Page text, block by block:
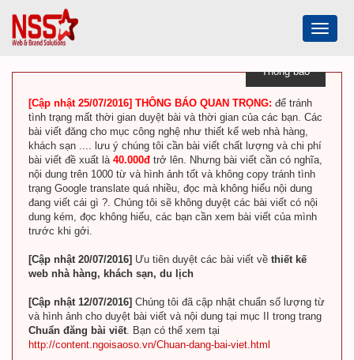
Toggle
Thông báo
[Cập nhật 25/07/2016] THÔNG BÁO QUAN TRỌNG: để tránh
tình trạng mất thời gian duyệt bài và thời gian của các bạn. Các
bài viết đăng cho mục công nghệ như thiết kế web nhà hàng,
khách sạn .... lưu ý chúng tôi cần bài viết chất lượng và chi phí
bài viết đề xuất là 40.000đ trở lên. Nhưng bài viết cần có nghĩa,
nội dung trên 1000 từ và hình ảnh tốt và không copy tránh tình
trạng Google translate quá nhiều, đọc mà không hiểu nội dung
đang viết cái gì ?. Chúng tôi sẽ không duyệt các bài viết có nội
dung kém, đọc không hiểu, các bạn cần xem bài viết của mình
trước khi gởi.
[Cập nhật 20/07/2016] Ưu tiên duyệt các bài viết về thiết kế
web nhà hàng, khách sạn, du lịch
[Cập nhật 12/07/2016] Chúng tôi đã cập nhật chuẩn số lượng từ
và hình ảnh cho duyệt bài viết và nội dung tại mục II trong trang
Chuẩn đăng bài viết. Bạn có thể xem tại
http://content.ngoisaoso.vn/Chuan-dang-bai-viet.html